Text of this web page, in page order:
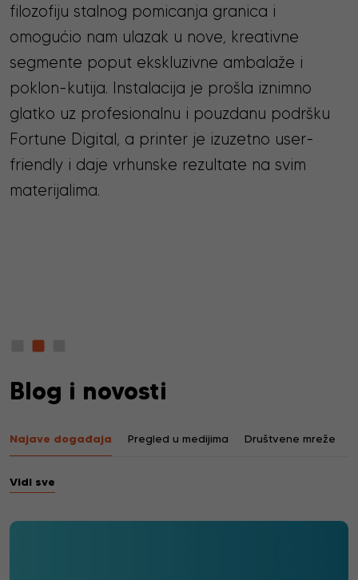
filozofiju stalnog pomicanja granica i
omogućio nam ulazak u nove, kreativne
segmente poput ekskluzivne ambalaže i
poklon-kutija. Instalacija je prošla iznimno
glatko uz profesionalnu i pouzdanu podršku
Fortune Digital, a printer je izuzetno user-
friendly i daje vrhunske rezultate na svim
materijalima.
Blog i novosti
Najave događaja Pregled u medijima Društvene mreže
Vidi sve